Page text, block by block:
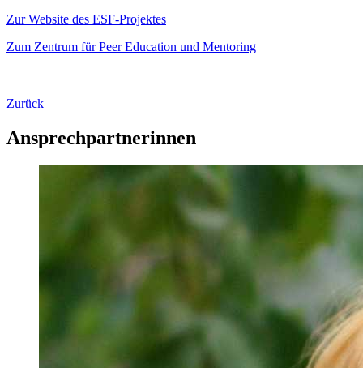
Zur Website des ESF-Projektes
Zum Zentrum für Peer Education und Mentoring
Zurück
Ansprechpartnerinnen